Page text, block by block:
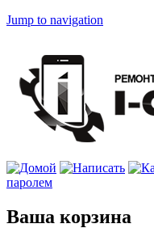
Jump to navigation
паролем
Ваша корзина